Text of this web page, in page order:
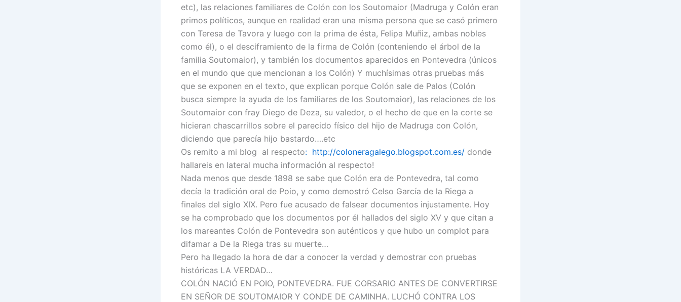
etc), las relaciones familiares de Colón con los Soutomaior (Madruga y Colón eran
primos políticos, aunque en realidad eran una misma persona que se casó primero
con Teresa de Tavora y luego con la prima de ésta, Felipa Muñiz, ambas nobles
como él), o el desciframiento de la firma de Colón (conteniendo el árbol de la
familia Soutomaior), y también los documentos aparecidos en Pontevedra (únicos
en el mundo que que mencionan a los Colón) Y muchísimas otras pruebas más
que se exponen en el texto, que explican porque Colón sale de Palos (Colón
busca siempre la ayuda de los familiares de los Soutomaior), las relaciones de los
Soutomaior con fray Diego de Deza, su valedor, o el hecho de que en la corte se
hicieran chascarrillos sobre el parecido físico del hijo de Madruga con Colón,
diciendo que parecía hijo bastardo….etc
Os remito a mi blog al respecto: http://coloneragalego.blogspot.com.es/ donde
hallareis en lateral mucha información al respecto!
Nada menos que desde 1898 se sabe que Colón era de Pontevedra, tal como
decía la tradición oral de Poio, y como demostró Celso García de la Riega a
finales del siglo XIX. Pero fue acusado de falsear documentos injustamente. Hoy
se ha comprobado que los documentos por él hallados del siglo XV y que citan a
los mareantes Colón de Pontevedra son auténticos y que hubo un complot para
difamar a De la Riega tras su muerte…
Pero ha llegado la hora de dar a conocer la verdad y demostrar con pruebas
históricas LA VERDAD…
COLÓN NACIÓ EN POIO, PONTEVEDRA. FUE CORSARIO ANTES DE CONVERTIRSE
EN SEÑOR DE SOUTOMAIOR Y CONDE DE CAMINHA. LUCHÓ CONTRA LOS